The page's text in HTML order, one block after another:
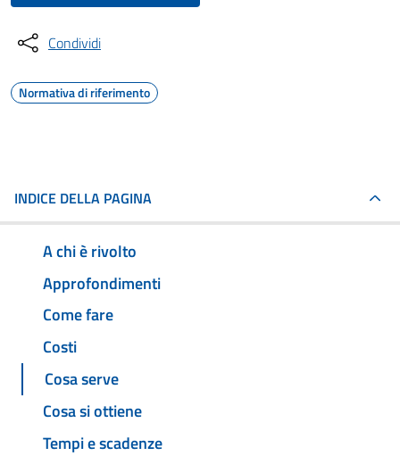
Condividi
Normativa di riferimento
INDICE DELLA PAGINA
A chi è rivolto
Approfondimenti
Come fare
Costi
Cosa serve
Cosa si ottiene
Tempi e scadenze